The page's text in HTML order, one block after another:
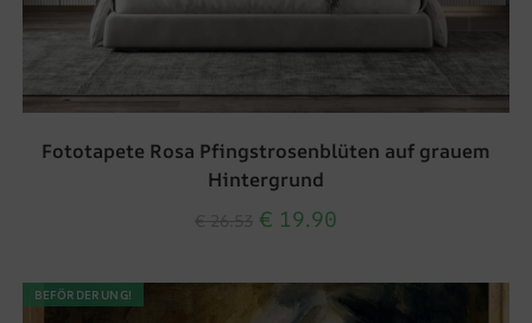
Fototapete Rosa Pfingstrosenblüten auf grauem
Hintergrund
€ 19.90
BEFÖRDERUNG!